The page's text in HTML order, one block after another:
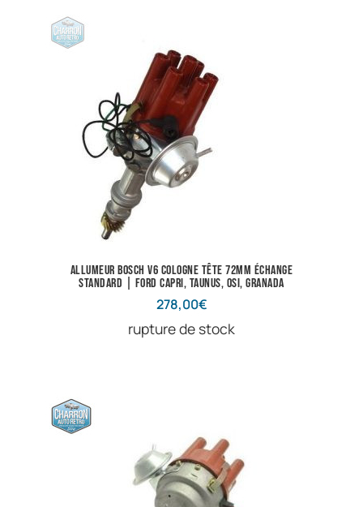
Allumeur Bosch V6 Cologne tête 72mm échange
standard | Ford Capri, Taunus, Osi, Granada
278,00€
rupture de stock